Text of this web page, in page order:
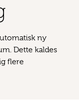
ny
Dette kaldes
flere